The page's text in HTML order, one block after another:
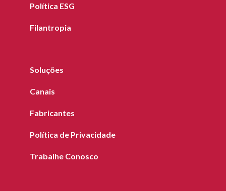
Política ESG
Filantropia
Soluções
Canais
Fabricantes
Política de Privacidade
Trabalhe Conosco